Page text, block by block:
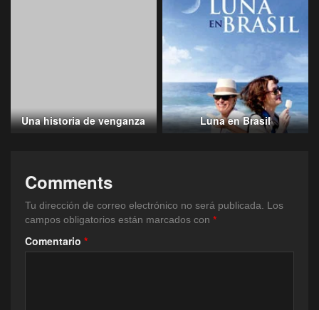
Una historia de venganza Luna en Brasil
Comments
Tu dirección de correo electrónico no será publicada.
Los
campos obligatorios están marcados con *
Comentario *